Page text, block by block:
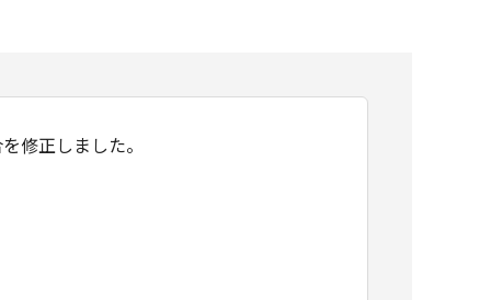
修正しました。